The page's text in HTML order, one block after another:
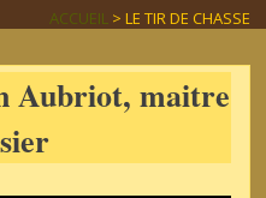
ACCUEIL> LE TIR DE CHASSE
Aubriot, maitre